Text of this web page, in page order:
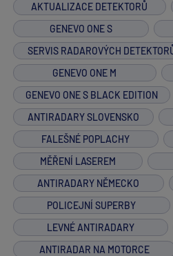
AKTUALIZACE DETEKTORŮ
GENEVO ONE S
SERVIS RADAROVÝCH
GENEVO ONE M
GENEVO ONE S BLACK EDITION
ANTIRADARY SLOVENSKO
FALEŠNÉ POPLACHY
MĚŘENÍ LASEREM
ANTIRADARY NĚMECKO
POLICEJNÍ SUPERBY
LEVNÉ ANTIRADARY
ANTIRADAR NA MOTORCE